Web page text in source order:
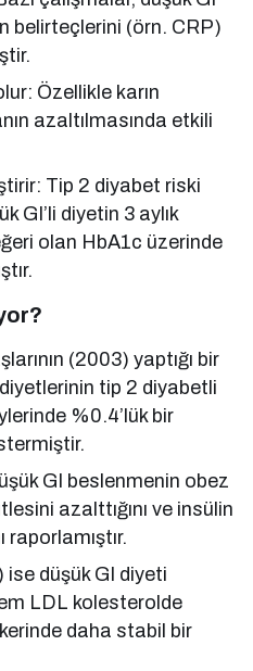
belirteçlerini (örn. CRP)
Özellikle karın
azaltılmasında etkili
Tip 2 diyabet riski
GI’li diyetin 3 aylık
olan HbA1c üzerinde
(2003) yaptığı bir
tip 2 diyabetli
%0.4’lük bir
GI beslenmenin obez
azalttığını ve insülin
raporlamıştır.
düşük GI diyeti
LDL kolesterolde
daha stabil bir